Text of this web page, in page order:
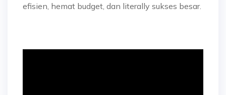
efisien, hemat budget, dan literally sukses besar.